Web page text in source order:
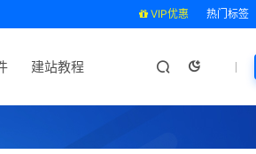
VIP优惠 热门标签
建站教程